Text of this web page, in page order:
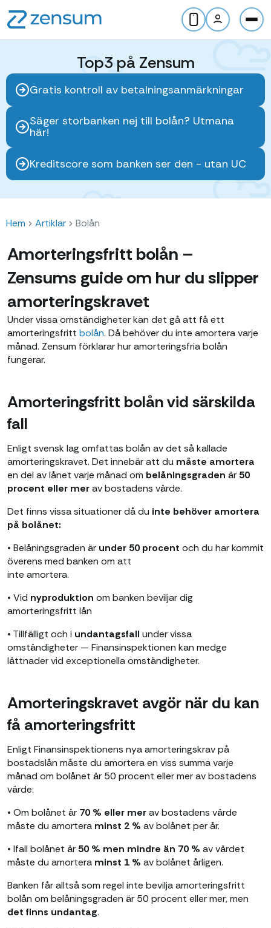
Top3 på Zensum
Gratis kontroll av betalningsanmärkningar
Säger storbanken nej till bolån? Utmana
här!
Kreditscore som banken ser den - utan UC
Hem Artiklar Bolån
Amorteringsfritt bolån –
Zensums guide om hur du slipper
amorteringskravet
Under vissa omständigheter kan det gå att få ett
amorteringsfritt bolån. Då behöver du inte amortera varje
månad. Zensum förklarar hur amorteringsfria bolån
fungerar.
Amorteringsfritt bolån vid särskilda
fall
Enligt svensk lag omfattas bolån av det så kallade
amorteringskravet. Det innebär att du måste amortera
en del av lånet varje månad om belåningsgraden är 50
procent eller merav bostadens värde.
Det finns vissa situationer då du inte behöver amortera
på bolånet:
• Belåningsgraden är under 50 procent och du har kommit
överens med banken om att
inte amortera.
• Vid nyproduktion om banken beviljar dig
amorteringsfritt lån
• Tillfälligt och i undantagsfall under vissa
omständigheter — Finansinspektionen kan medge
lättnader vid exceptionella omständigheter.
Amorteringskravet avgör när du kan
få amorteringsfritt
Enligt Finansinspektionens nya amorteringskrav på
bostadslån måste du amortera en viss summa varje
månad om bolånet är 50 procent eller mer av bostadens
värde:
• Om bolånet är 70 % eller merav bostadens värde
måste du amortera minst 2 % av bolånet per år.
• Ifall bolånet är 50 % men mindre än 70 % av värdet
måste du amortera minst 1 % av bolånet årligen.
Banken får alltså som regel inte bevilja amorteringsfritt
bolån om belåningsgraden är 50 procent eller mer, men
det finns undantag.